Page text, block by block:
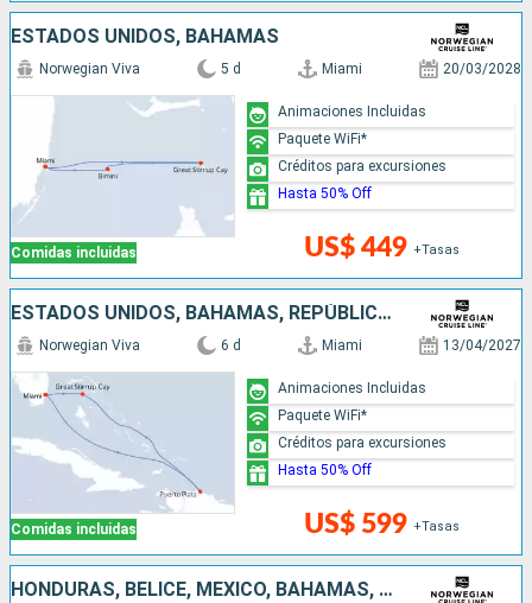
ESTADOS UNIDOS, BAHAMAS
Comidas incluidas
Norwegian Viva 5 d Miami 20/03/2028
US$ 449 +Tasas
Animaciones Incluidas
Paquete WiFi*
Créditos para excursiones
Hasta 50% Off
ESTADOS UNIDOS, BAHAMAS, REPÚBLICA DOMINICANA
Comidas incluidas
Norwegian Viva 6 d Miami 13/04/2027
US$ 599 +Tasas
Animaciones Incluidas
Paquete WiFi*
Créditos para excursiones
Hasta 50% Off
HONDURAS, BELICE, MÉXICO, BAHAMAS, ESTADOS UNIDOS